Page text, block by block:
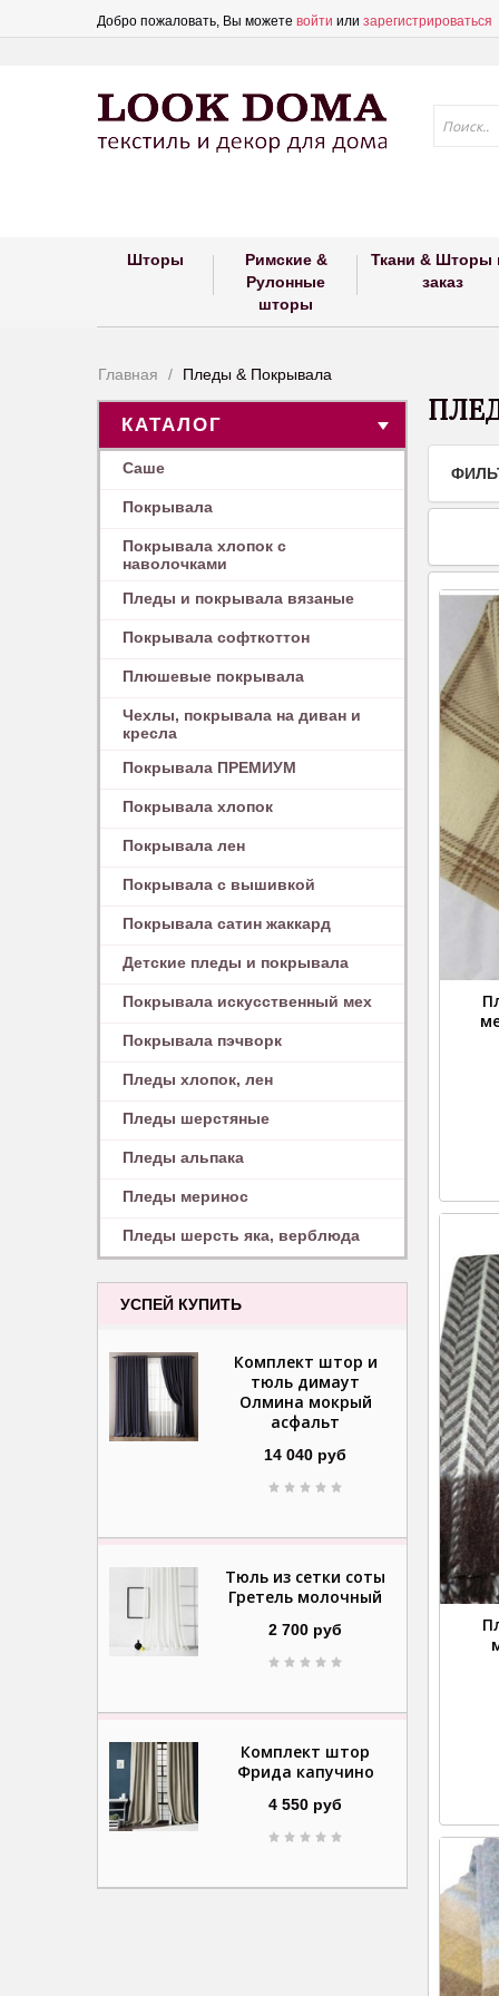
Добро пожаловать, Вы можете войти или зарегистрироваться
Шторы
Римские &
Рулонные
шторы
Ткани & Шторы
заказ
Главная Пледы & Покрывала
КАТАЛОГ
Саше
Покрывала
Покрывала хлопок с
наволочками
Пледы и покрывала вязаные
Покрывала софткоттон
Плюшевые покрывала
Чехлы, покрывала на диван и
кресла
Покрывала ПРЕМИУМ
Покрывала хлопок
Покрывала лен
Покрывала с вышивкой
Покрывала сатин жаккард
Детские пледы и покрывала
Покрывала искусственный мех
Покрывала пэчворк
Пледы хлопок, лен
Пледы шерстяные
Пледы альпака
Пледы меринос
Пледы шерсть яка, верблюда
УСПЕЙ КУПИТЬ
Комплект штор и
тюль димаут
Олмина мокрый
асфальт
14 040 руб
Тюль из сетки соты
Гретель молочный
2 700 руб
Комплект штор
Фрида капучино
4 550 руб